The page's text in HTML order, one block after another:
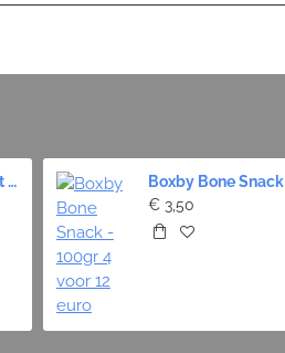
Napzzz Bontmand Grote Poot - Zwart 9 maten
€ 3,50